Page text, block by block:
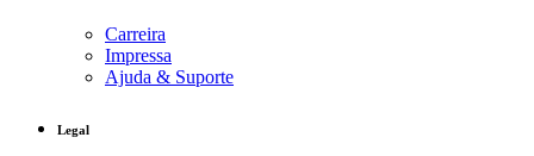
Carreira
Impressa
Ajuda & Suporte
Legal